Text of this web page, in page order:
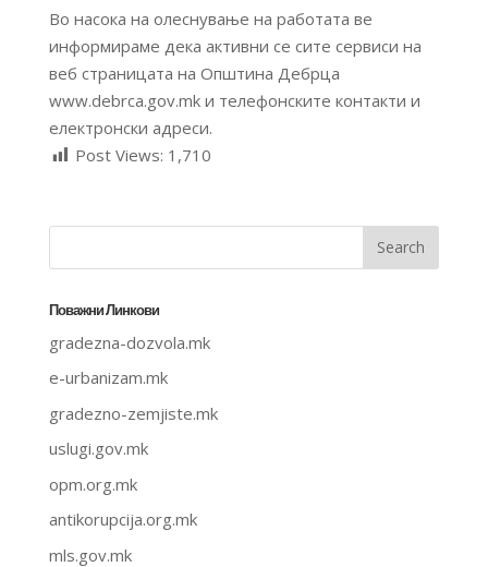
Во насока на олеснување на работата ве
информираме дека активни се сите сервиси на
веб страницата на Општина Дебрца
www.debrca.gov.mk и телефонските контакти и
електронски адреси.
Post Views: 1,710
Поважни Линкови
gradezna-dozvola.mk
e-urbanizam.mk
gradezno-zemjiste.mk
uslugi.gov.mk
opm.org.mk
antikorupcija.org.mk
mls.gov.mk